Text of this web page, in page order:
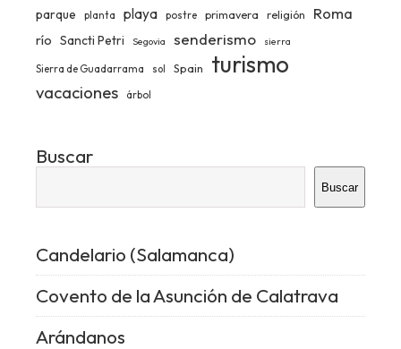
parque planta playa postre primavera religión Roma
río Sancti Petri Segovia senderismo sierra
Sierra de Guadarrama sol Spain turismo
vacaciones árbol
Buscar
Buscar
Candelario (Salamanca)
Covento de la Asunción de Calatrava
Arándanos